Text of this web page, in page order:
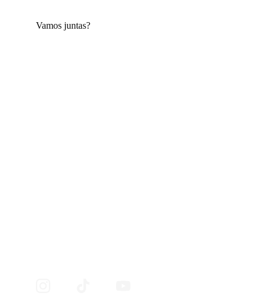
Vamos juntas?